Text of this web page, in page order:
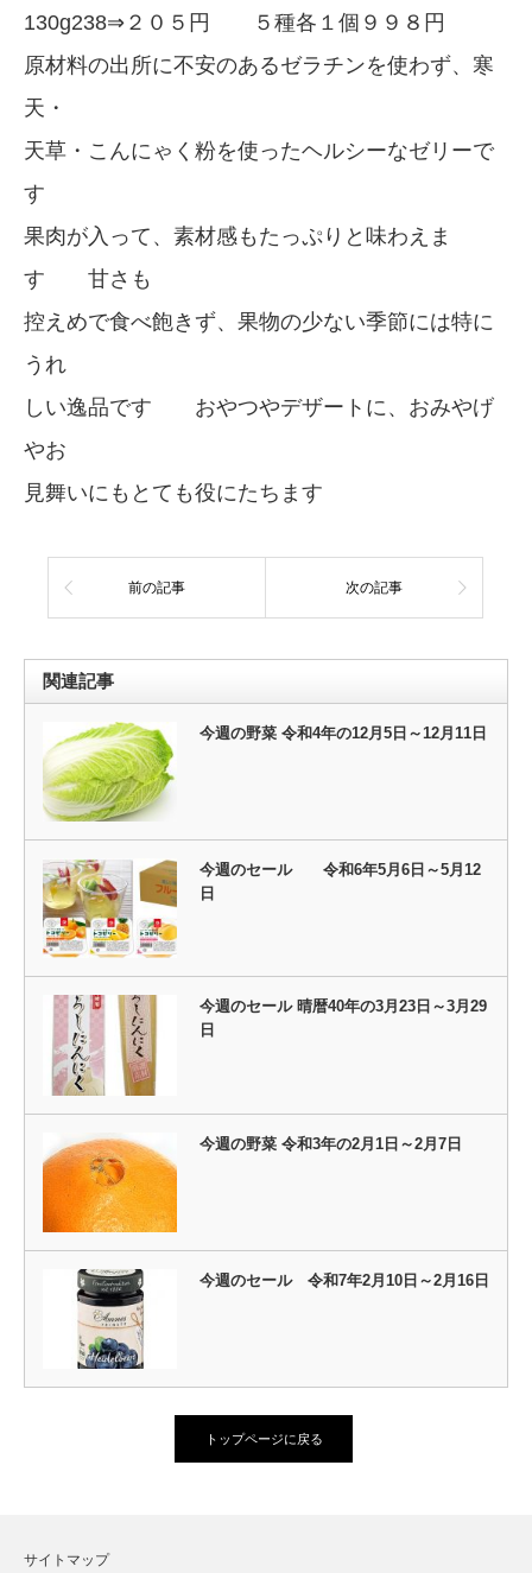
130g238⇒２０５円 ５種各１個９９８円
原材料の出所に不安のあるゼラチンを使わず、寒
天・
天草・こんにゃく粉を使ったヘルシーなゼリーで
す
果肉が入って、素材感もたっぷりと味わえま
す 甘さも
控えめで食べ飽きず、果物の少ない季節には特に
うれ
しい逸品です おやつやデザートに、おみやげ
やお
見舞いにもとても役にたちます
前の記事 次の記事
関連記事
今週の野菜 令和4年の12月5日～12月11日
今週のセール 令和6年5月6日～5月12
日
今週のセール 晴暦40年の3月23日～3月29
日
今週の野菜 令和3年の2月1日～2月7日
今週のセール 令和7年2月10日～2月16日
トップページに戻る
サイトマップ